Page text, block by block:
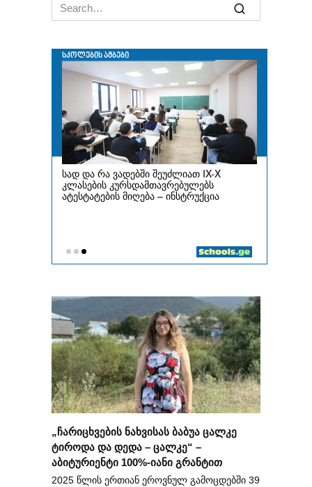
Search
for:
„ჩარიცხვების ნახვისას ბაბუა ცალკე
ტიროდა და დედა – ცალკე“ –
აბიტურიენტი 100%-იანი გრანტით
2025 წლის ერთიან ეროვნულ გამოცდებში 39